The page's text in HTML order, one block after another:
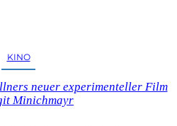
KINO
neuer experimenteller Film
Minichmayr